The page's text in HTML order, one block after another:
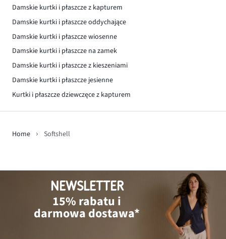
Damskie kurtki i płaszcze z kapturem
Damskie kurtki i płaszcze oddychające
Damskie kurtki i płaszcze wiosenne
Damskie kurtki i płaszcze na zamek
Damskie kurtki i płaszcze z kieszeniami
Damskie kurtki i płaszcze jesienne
Kurtki i płaszcze dziewczęce z kapturem
Home Softshell
NEWSLETTER
15% rabatu i
darmowa dostawa*